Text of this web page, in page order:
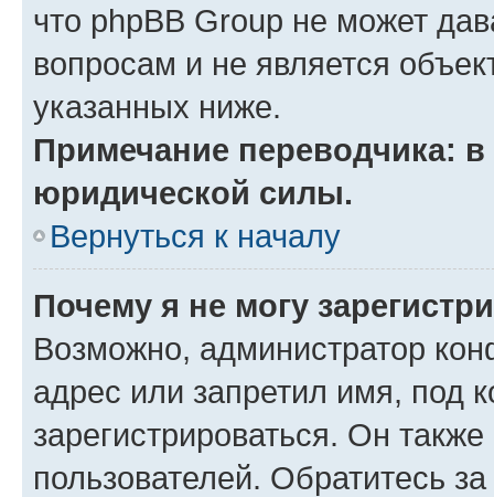
что phpBB Group не может
вопросам и не является
указанных ниже.
Примечание переводчика:
юридической силы.
Вернуться к началу
Почему я не могу
Возможно, администратор
адрес или запретил имя, под
зарегистрироваться. Он
пользователей. Обратитесь